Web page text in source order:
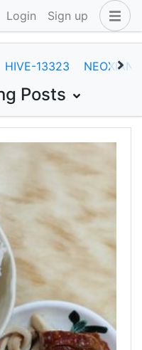
Login Sign up
HIVE-13323 NEOXIAN
Posts